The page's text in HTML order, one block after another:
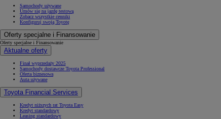
Samochody używane
Umów się na jazdę testową
Zobacz wszystkie cenniki
Konfiguruj swoją Toyotę
Oferty specjalne i Finansowanie
Oferty specjalne i Finansowanie
Aktualne oferty
Finał wyprzedaży 2025
Samochody dostawcze Toyota Professional
Oferta biznesowa
Auta używane
Toyota Financial Services
Kredyt niższych rat Toyota Easy
Kredyt standardowy
Leasing standardowy